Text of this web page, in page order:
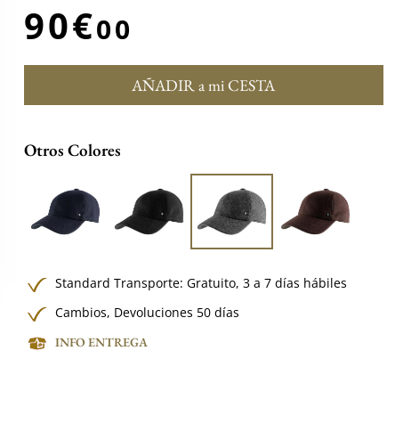
90€00
AÑADIR a mi CESTA
Otros Colores
Standard Transporte:Gratuito,3 a 7 días hábiles
Cambios, Devoluciones 50 días
INFO ENTREGA